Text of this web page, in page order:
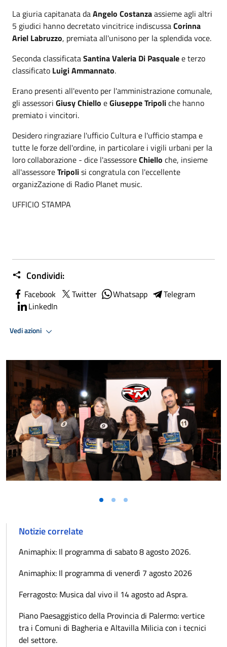
La giuria capitanata daAngelo Costanzaassieme agli altri
5 giudici hanno decretato vincitrice indiscussaCorinna
Ariel Labruzzo, premiata all'unisono per la splendida voce.
Seconda classificataSantina Valeria Di Pasqualee terzo
classificato Luigi Ammannato.
Erano presenti all'evento per l'amministrazione comunale,
gli assessori Giusy Chiello eGiuseppe Tripoliche hanno
premiato i vincitori.
Desidero ringraziare l'ufficio Cultura e l'ufficio stampa e
tutte le forze dell'ordine, in particolare i vigili urbani per la
loro collaborazione - dice l'assessoreChiello che, insieme
all'assessoreTripolisi congratula con l'eccellente
organizZazione di Radio Planet music.
UFFICIO STAMPA
Condividi:
Facebook Twitter Whatsapp
Telegram
LinkedIn
Vedi azioni
Notizie correlate
Animaphix: Il programma di sabato 8 agosto 2026.
Animaphix: Il programma di venerdì 7 agosto 2026
Ferragosto: Musica dal vivo il 14 agosto ad Aspra.
Piano Paesaggistico della Provincia di Palermo: vertice
tra i Comuni di Bagheria e Altavilla Milicia con i tecnici
del settore.